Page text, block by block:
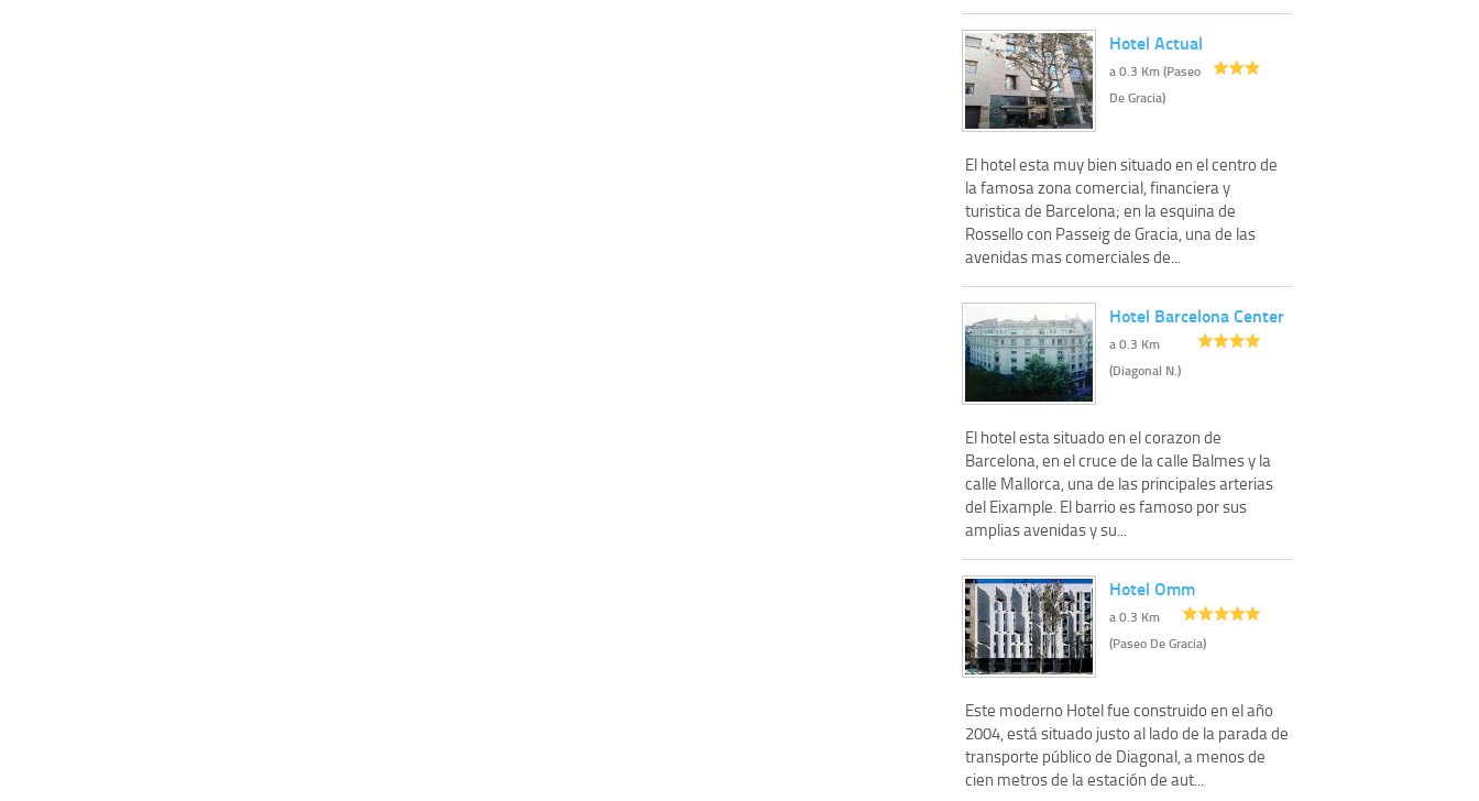
Hotel Actual
a 0.3 Km (Paseo
De Gracia)
El hotel esta muy bien situado en el centro de
la famosa zona comercial, financiera y
turistica de Barcelona; en la esquina de
Rossello con Passeig de Gracia, una de las
avenidas mas comerciales de...
Hotel Barcelona Center
a 0.3 Km
(Diagonal N.)
El hotel esta situado en el corazon de
Barcelona, en el cruce de la calle Balmes y la
calle Mallorca, una de las principales arterias
del Eixample. El barrio es famoso por sus
amplias avenidas y su...
Hotel Omm
a 0.3 Km
(Paseo De Gracia)
Este moderno Hotel fue construido en el año
2004, está situado justo al lado de la parada de
transporte público de Diagonal, a menos de
cien metros de la estación de aut...